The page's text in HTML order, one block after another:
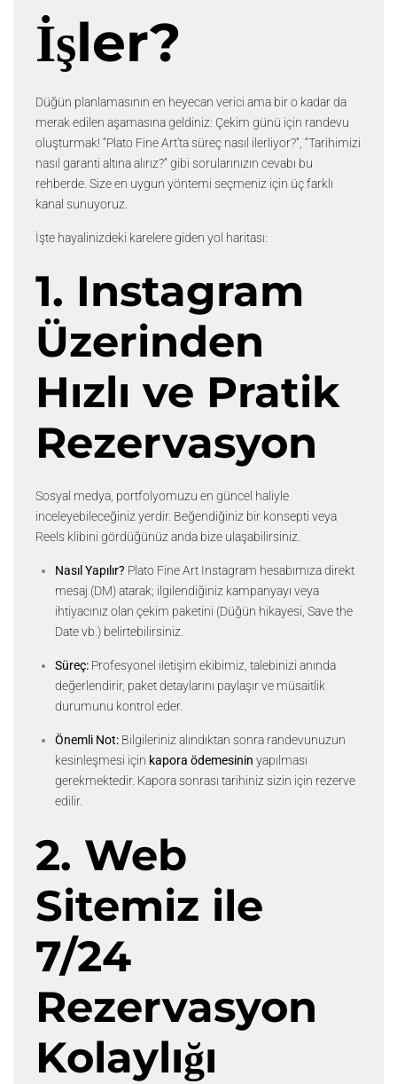
İşler?
Düğün planlamasının en heyecan verici ama bir o kadar da
merak edilen aşamasına geldiniz: Çekim günü için randevu
oluşturmak! “Plato Fine Art’ta süreç nasıl ilerliyor?”, “Tarihimizi
nasıl garanti altına alırız?” gibi sorularınızın cevabı bu
rehberde. Size en uygun yöntemi seçmeniz için üç farklı
kanal sunuyoruz.
İşte hayalinizdeki karelere giden yol haritası:
1. Instagram
Üzerinden
Hızlı ve Pratik
Rezervasyon
Sosyal medya, portfolyomuzu en güncel haliyle
inceleyebileceğiniz yerdir. Beğendiğiniz bir konsepti veya
Reels klibini gördüğünüz anda bize ulaşabilirsiniz.
Nasıl Yapılır? Plato Fine Art Instagram hesabımıza direkt
mesaj (DM) atarak; ilgilendiğiniz kampanyayı veya
ihtiyacınız olan çekim paketini (Düğün hikayesi, Save the
Date vb.) belirtebilirsiniz.
Süreç: Profesyonel iletişim ekibimiz, talebinizi anında
değerlendirir, paket detaylarını paylaşır ve müsaitlik
durumunu kontrol eder.
Önemli Not: Bilgileriniz alındıktan sonra randevunuzun
kesinleşmesi için kapora ödemesinin yapılması
gerekmektedir. Kapora sonrası tarihiniz sizin için rezerve
edilir.
2. Web
Sitemiz ile
7/24
Rezervasyon
Kolaylığı